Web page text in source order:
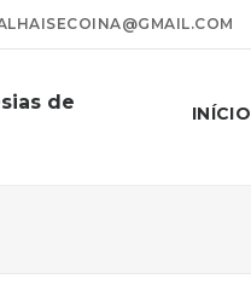
de
INÍCIO